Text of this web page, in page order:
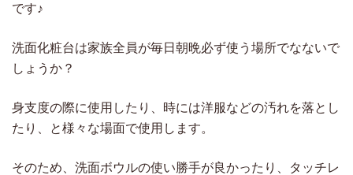
です♪
洗面化粧台は家族全員が毎日朝晩必ず使う場所でなないで
しょうか？
身支度の際に使用したり、時には洋服などの汚れを落とし
たり、と様々な場面で使用します。
そのため、洗面ボウルの使い勝手が良かったり、タッチレ